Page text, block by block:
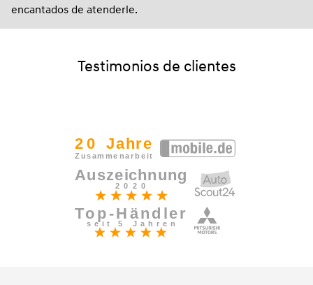
encantados de atenderle.
Testimonios de clientes